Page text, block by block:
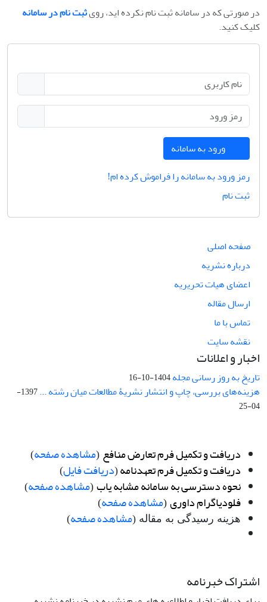
در صورتی که در سامانه ثبت نام نکرده اید، رویثبت نام در سامانه
کلیک کنید.
ورود به سامانه
رمز ورود به سامانه را فراموش کرده ام!
ثبت نام
صفحه اصلی
درباره نشریه
اعضای هیات تحریریه
ارسال مقاله
تماس با ما
نقشه سایت
اخبار و اعلانات
تاریخ به روز رسانی مجله1404-10-16
هزینه‌های بررسی، چاپ و انتشار نشریۀ مطالعات میان رشته ...
1397-
04-25
دریافت و تکمیل فرم تعارض منافع (مشاهده صفحه)
دریافت و تکمیل فرم تعهدنامه (دریافت فایل)
نحوه دسترسی به سامانه مشابه یاب (مشاهده صفحه)
فلودیاگرام داوری (مشاهده صفحه)
هزینه رسیدگی به مقاله (مشاهده صفحه)
اشتراک خبرنامه